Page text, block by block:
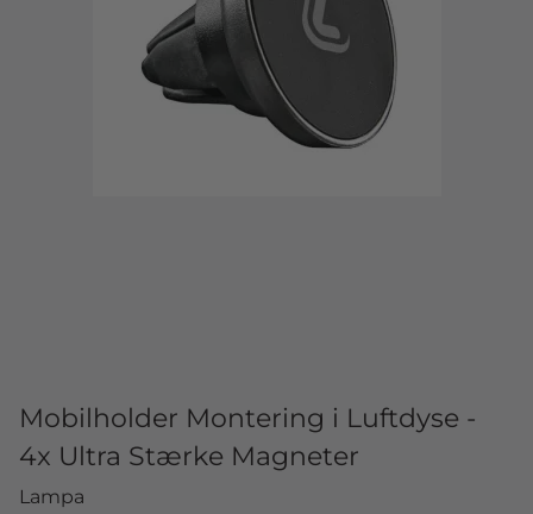
Mobilholder Montering i Luftdyse -
4x Ultra Stærke Magneter
Lampa